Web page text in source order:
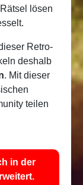
lösen
Retro-
deshalb
. Mit dieser
teilen
in der